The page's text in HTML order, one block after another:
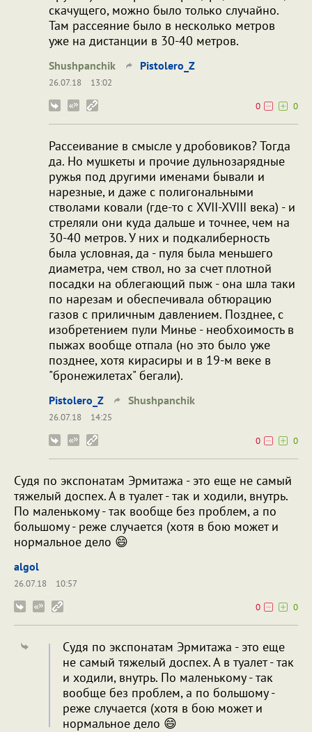
скачущего, можно было только случайно.
Там рассеяние было в несколько метров
уже на дистанции в 30-40 метров.
Shushpanchik Pistolero_Z
26.07.18
13:02
0
0
Рассеивание в смысле у дробовиков? Тогда
да. Но мушкеты и прочие дульнозарядные
ружья под другими именами бывали и
нарезные, и даже с полигональными
стволами ковали (где-то с XVII-XVIII века) - и
стреляли они куда дальше и точнее, чем на
30-40 метров. У них и подкалиберность
была условная, да - пуля была меньшего
диаметра, чем ствол, но за счет плотной
посадки на облегающий пыж - она шла таки
по нарезам и обеспечивала обтюрацию
газов с приличным давлением. Позднее, с
изобретением пули Минье - необхоимость в
пыжах вообще отпала (но это было уже
позднее, хотя кирасиры и в 19-м веке в
"бронежилетах" бегали).
Pistolero_Z Shushpanchik
26.07.18
14:25
0
0
Судя по экспонатам Эрмитажа - это еще не самый
тяжелый доспех. А в туалет - так и ходили, внутрь.
По маленькому - так вообще без проблем, а по
большому - реже случается (хотя в бою может и
нормальное дело 😄
algol
26.07.18
10:57
0
0
Судя по экспонатам Эрмитажа - это еще
не самый тяжелый доспех. А в туалет - так
и ходили, внутрь. По маленькому - так
вообще без проблем, а по большому -
реже случается (хотя в бою может и
нормальное дело 😄